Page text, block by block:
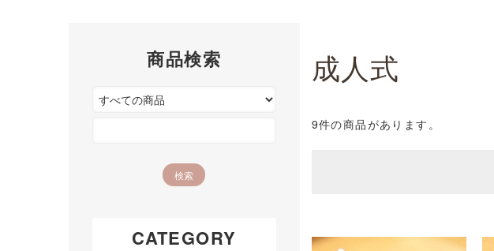
商品検索
CATEGORY
成人式
9件の商品があります。